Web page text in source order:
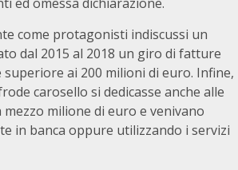
come protagonisti indiscussi un
dal 2015 al 2018 un giro di fatture
ai 200 milioni di euro. Infine,
carosello si dedicasse anche alle
milione di euro e venivano
in banca oppure utilizzando i servizi